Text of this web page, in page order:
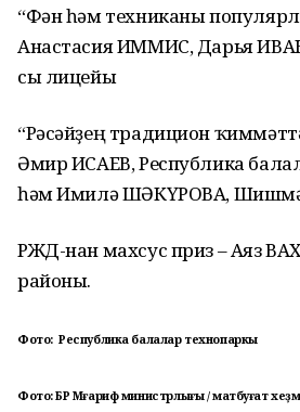
“Фән һәм техниканы
Анастасия ИММИС, Дарья
сы лицейы
“Рәсәйҙең традицион
Әмир ИСАЕВ, Республика
һәм Имилә ШӘКҮРОВА,
РЖД-нан махсус приз – Аяз
районы.
Фото: Республика балалар технопаркы
Фото: БР Мәғариф министрлығы / матбуғат